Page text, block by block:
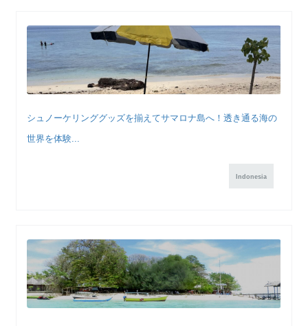
シュノーケリンググッズを揃えてサマロナ島へ！透き通る海の
世界を体験...
Indonesia